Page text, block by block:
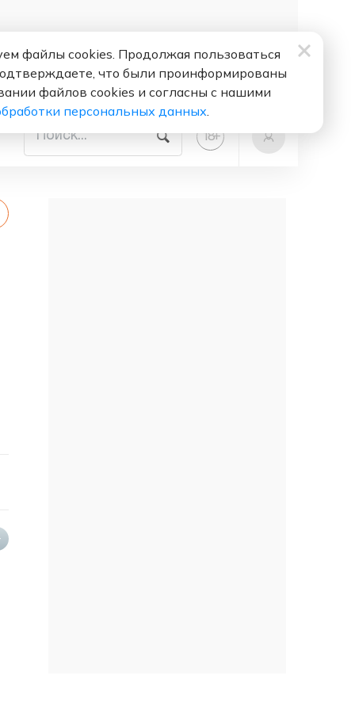
18+
файлы cookies. Продолжая пользоваться
что были проинформированы
файлов cookies и согласны с нашими
персональных данных.